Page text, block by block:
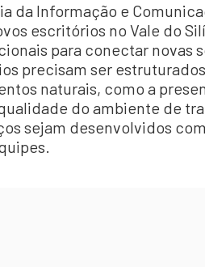
da Informação e
escritórios no Vale do
para conectar novas
precisam ser
naturais, como a
do ambiente de
sejam desenvolvidos